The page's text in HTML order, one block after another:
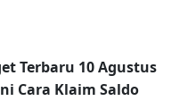
Terbaru 10 Agustus
Cara Klaim Saldo